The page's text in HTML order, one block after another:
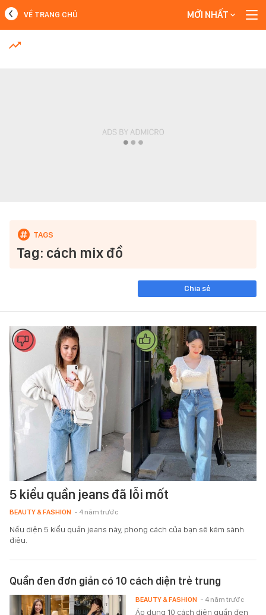
MỚI NHẤT
VỀ TRANG CHỦ MỚI NHẤT
Tag: cách mix đồ
Chia sẻ
5 kiểu quần jeans đã lỗi mốt
BEAUTY & FASHION - 4 năm trước
Nếu diện 5 kiểu quần jeans này, phong cách của bạn sẽ kém sành
điệu.
Quần đen đơn giản có 10 cách diện trẻ trung
Áp dụng 10 cách diện quần đen
BEAUTY & FASHION - 4 năm trước